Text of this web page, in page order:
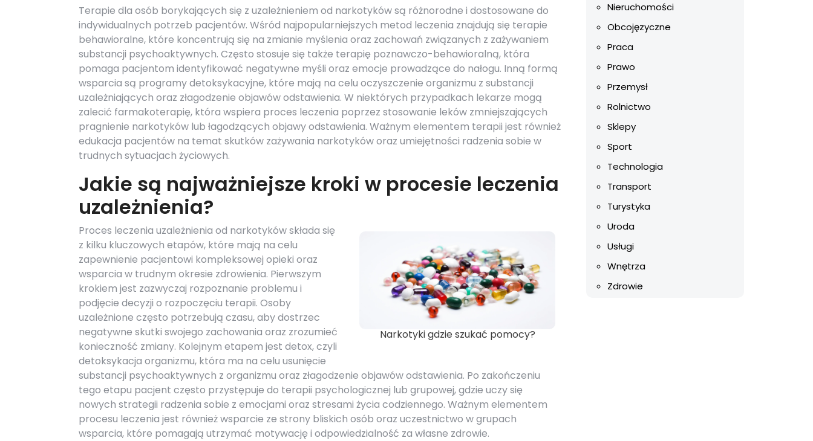
Terapie dla osób borykających się z uzależnieniem od narkotyków są różnorodne i dostosowane do
indywidualnych potrzeb pacjentów. Wśród najpopularniejszych metod leczenia znajdują się terapie
behawioralne, które koncentrują się na zmianie myślenia oraz zachowań związanych z zażywaniem
substancji psychoaktywnych. Często stosuje się także terapię poznawczo-behawioralną, która
pomaga pacjentom identyfikować negatywne myśli oraz emocje prowadzące do nałogu. Inną formą
wsparcia są programy detoksykacyjne, które mają na celu oczyszczenie organizmu z substancji
uzależniających oraz złagodzenie objawów odstawienia. W niektórych przypadkach lekarze mogą
zalecić farmakoterapię, która wspiera proces leczenia poprzez stosowanie leków zmniejszających
pragnienie narkotyków lub łagodzących objawy odstawienia. Ważnym elementem terapii jest również
edukacja pacjentów na temat skutków zażywania narkotyków oraz umiejętności radzenia sobie w
trudnych sytuacjach życiowych.
Jakie są najważniejsze kroki w procesie leczenia
uzależnienia?
Narkotyki gdzie szukać pomocy?
Proces leczenia uzależnienia od narkotyków składa się
z kilku kluczowych etapów, które mają na celu
zapewnienie pacjentowi kompleksowej opieki oraz
wsparcia w trudnym okresie zdrowienia. Pierwszym
krokiem jest zazwyczaj rozpoznanie problemu i
podjęcie decyzji o rozpoczęciu terapii. Osoby
uzależnione często potrzebują czasu, aby dostrzec
negatywne skutki swojego zachowania oraz zrozumieć
konieczność zmiany. Kolejnym etapem jest detox, czyli
detoksykacja organizmu, która ma na celu usunięcie
substancji psychoaktywnych z organizmu oraz złagodzenie objawów odstawienia. Po zakończeniu
tego etapu pacjent często przystępuje do terapii psychologicznej lub grupowej, gdzie uczy się
nowych strategii radzenia sobie z emocjami oraz stresami życia codziennego. Ważnym elementem
procesu leczenia jest również wsparcie ze strony bliskich osób oraz uczestnictwo w grupach
wsparcia, które pomagają utrzymać motywację i odpowiedzialność za własne zdrowie.
Nieruchomości
Obcojęzyczne
Praca
Prawo
Przemysł
Rolnictwo
Sklepy
Sport
Technologia
Transport
Turystyka
Uroda
Usługi
Wnętrza
Zdrowie